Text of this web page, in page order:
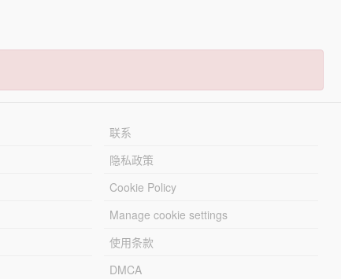
联系
隐私政策
Cookie Policy
Manage cookie settings
使用条款
DMCA